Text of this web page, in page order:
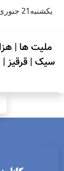
يكشنبه21 جنوری 2024
ملیت ها |
سیک| قرقیز|